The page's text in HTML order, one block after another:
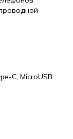
C, MicroUSB